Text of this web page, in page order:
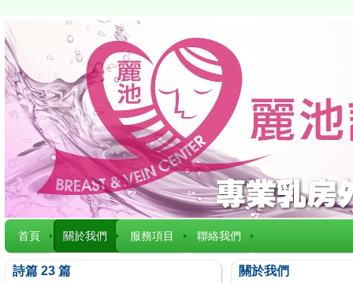
首頁 關於我們 服務項目 聯絡我們
詩篇 23 篇 關於我們